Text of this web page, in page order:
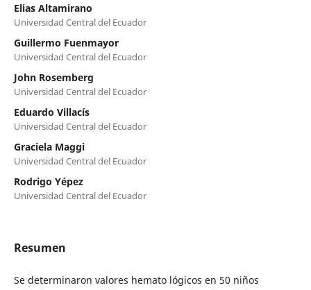
Elias Altamirano
Universidad Central del Ecuador
Guillermo Fuenmayor
Universidad Central del Ecuador
John Rosemberg
Universidad Central del Ecuador
Eduardo Villacís
Universidad Central del Ecuador
Graciela Maggi
Universidad Central del Ecuador
Rodrigo Yépez
Universidad Central del Ecuador
Resumen
Se determinaron valores hemato lógicos en 50 niños